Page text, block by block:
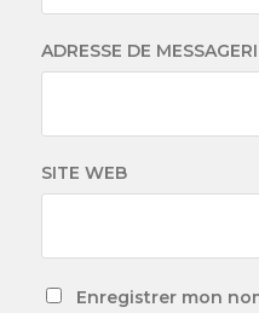
ADRESSE DE
SITE WEB
Enregistrer mon